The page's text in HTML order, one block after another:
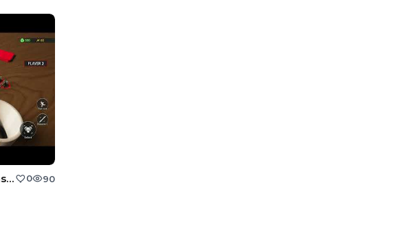
World War Armies (Hypemasters, Inc.) 0 90